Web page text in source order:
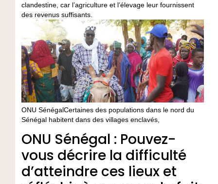
clandestine, car l’agriculture et l’élevage leur fournissent
des revenus suffisants.
ONU SénégalCertaines des populations dans le nord du
Sénégal habitent dans des villages enclavés,
ONU Sénégal : Pouvez-
vous décrire la difficulté
d’atteindre ces lieux et